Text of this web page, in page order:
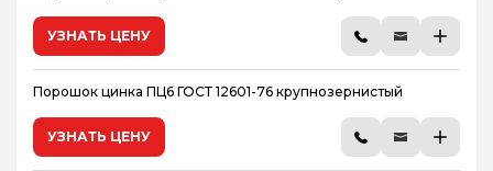
УЗНАТЬ ЦЕНУ
Порошок цинка ПЦ6 ГОСТ 12601-76 крупнозернистый
УЗНАТЬ ЦЕНУ